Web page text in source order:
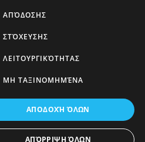
reserved Designed & developed
GREECE UP TO 4 KG FOR
ΑΠΌΔΟΣΗΣ
ΣΤΌΧΕΥΣΗΣ
ΛΕΙΤΟΥΡΓΙΚΌΤΗΤΑΣ
ΜΗ ΤΑΞΙΝΟΜΗΜΈΝΑ
ΑΠΟΔΟΧΉ ΌΛΩΝ
ΑΠΌΡΡΙΨΗ ΌΛΩΝ